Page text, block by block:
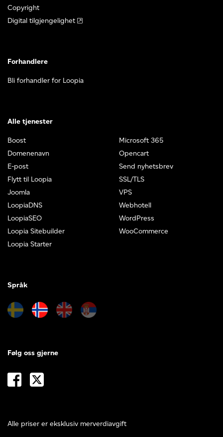
Copyright
Digital tilgjengelighet
Forhandlere
Bli forhandler for Loopia
Alle tjenester
Boost
Domenenavn
E-post
Flytt til Loopia
Joomla
LoopiaDNS
LoopiaSEO
Loopia Sitebuilder
Loopia Starter
Microsoft 365
Opencart
Send nyhetsbrev
SSL/TLS
VPS
Webhotell
WordPress
WooCommerce
Språk
Alle priser er eksklusiv merverdiavgift
Følg oss gjerne